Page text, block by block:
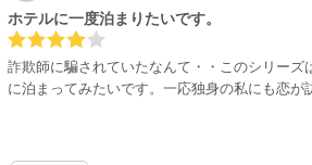
ホテルに一度泊まりたいです。
詐欺師に騙されていたなんて・・このシリーズ
に泊まってみたいです。一応独身の私にも恋が